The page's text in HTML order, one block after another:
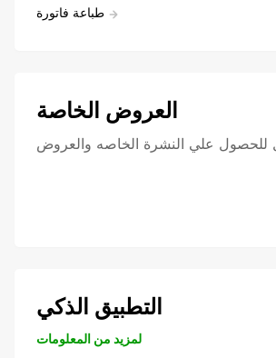
طباعة فاتورة
العروض الخاصة
للحصول علي النشرة الخاصه والعروض
التطبيق الذكي
لمزيد من المعلومات